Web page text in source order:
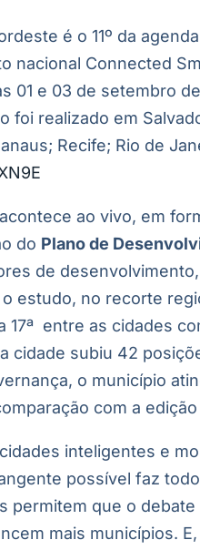
é o 11º da
nacional Connected
01 e 03 de setembro
foi realizado em
Recife; Rio de
ao vivo, em
do Plano de
de
estudo, no recorte
17ª entre as cidades
cidade subiu 42
o município
com a
inteligentes e
possível faz
permitem que o debate
mais municípios.